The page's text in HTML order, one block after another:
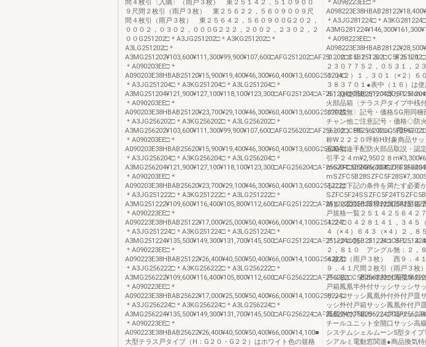
間４枚引〈入隅〉（雨戸３枚） 東２５１４２，５１０９００
９尺間２枚引（雨戸３枚） 東２５６２２，５６０９００９尺
間４枚引（雨戸３枚） 東２５６４２，５６０９００G２０２，
０００２，０３０２，０００G２２２，２００２，２３０２，２
００G251202□＊A3JG251202□＊A3KG251202□＊
A3LG251202□＊
＊A090203EE□＊
A090203E38HBAB25120¥15,900¥19,400¥46,300¥60,400¥13,600G251204□
＊A3JG251204□＊A3KG251204□＊A3LG251204□＊
＊A090203EE□＊
A090203E38HBAB25120¥23,700¥29,100¥46,300¥60,400¥13,600G256202□
＊A3JG256202□＊A3KG256202□＊A3LG256202□＊
＊A090203EE□＊
A090203E38HBAB25620¥15,900¥19,400¥46,300¥60,400¥13,600G256204□
＊A3JG256204□＊A3KG256204□＊A3LG256204□＊
＊A090203EE□＊
A090203E38HBAB25620¥23,700¥29,100¥46,300¥60,400¥13,600G251222□
＊A3JG251222□＊A3KG251222□＊A3LG251222□＊
＊A090223EE□＊
A090223E38HBAB25122¥17,000¥25,000¥50,400¥66,000¥14,100G251224□
＊A3JG251224□＊A3KG251224□＊A3LG251224□＊
＊A090223EE□＊
A090223E38HBAB25122¥26,400¥40,500¥50,400¥66,000¥14,100G256222□
＊A3JG256222□＊A3KG256222□＊A3LG256222□＊
＊A090223EE□＊
A090223E38HBAB25622¥17,000¥25,500¥50,400¥66,000¥14,100G256224□
＊A3JG256224□＊A3KG256224□＊A3LG256224□＊
＊A090223EE□＊
A090223E38HBAB25622¥26,400¥40,500¥50,400¥66,000¥14,100■
大型テラス戸タイプ（H：G２０・G２２）はホワイト色の規格
＊A098223EE□＊
＊A3JG281224□＊
＊A098223EE□＊
１，０３０７７５１，８５３１
２３０７７５２，０５３１，２
０（×２）１，３０１（×２）６
３８３７０１●表中（１６）は
８）は使用総ガラス厚が１８
火部品箱〈テラス戸タイプ中桟
プ中桟無〉記号・価格SG用同
チャン他ご注意記号・価格◇防
ラック）PG（１８㎜）用PG（
称W２２２０呼称H対象商品サ
品箱別途手配防火部品取説・認
引手２４m¥2,950２８
るには下記の条件を満たす必要
納まり図製作限界付属部材面格
戸規格一覧２５１４２５６４２
４２７０４２８１４１，３４５
４（×４）６４３（×４）２，
アングル無：２，８１８１，４
２，８１０ アングル無：２，
４枚引（雨戸３枚） 西９．４
９．４１尺間２枚引（雨戸３
戸３枚） 西Bx半外付鳳凰半外
戸箱鳳凰半外付サッシサッシサ
サッシサッシ鳳凰外付外付戸皿
ッシ外付戸箱サッシ鳳凰外付戸
鳳凰外付戸箱サッシ戸箱サッシ
チールユニット全開口サッシ高
システムシェルムーン5型タイ
シアルミ電動窓関連●商品換気